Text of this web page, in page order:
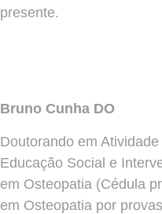
presente.
Bruno Cunha DO
Doutorando em
Educação Social e
em Osteopatia (Cédula
em Osteopatia por